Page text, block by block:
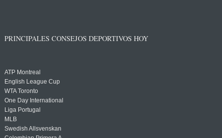
PRINCIPALES CONSEJOS DEPORTIVOS HOY
ATP Montreal
English League Cup
WTA Toronto
One Day International
Liga Portugal
MLB
Swedish Allsvenskan